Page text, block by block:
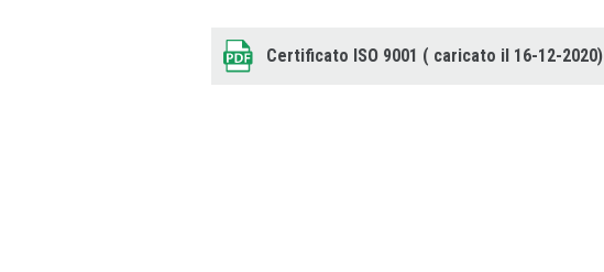
Certificato ISO 9001 ( caricato il 16-12-2020)